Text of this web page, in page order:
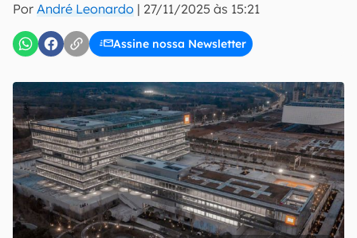
Por André Leonardo | 27/11/2025 às 15:21
Assine nossa Newsletter
inscreva-se
Uso e Política de Privacidade do Canaltech.